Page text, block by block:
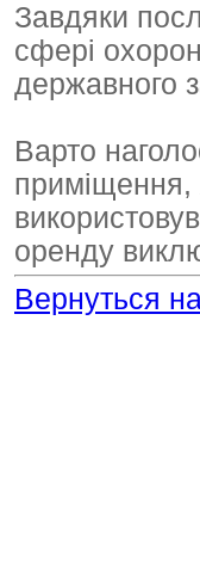
Завдяки
сфері
державного
Варто
приміщення,
оренду
Вернуться